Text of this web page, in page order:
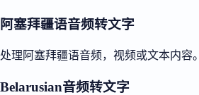
阿塞拜疆语音频转文字
处理阿塞拜疆语音频，视频或文本内容。
Belarusian音频转文字